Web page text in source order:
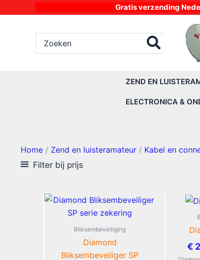
Gratis verzending Nederland
naar:
ZEND EN
ELECTRONICA &
Home/ Zend en luisteramateur/ Kabel en
Filter bij prijs
Bliksembeveiliging
Diamond
Bliksembeveiliger SP
€